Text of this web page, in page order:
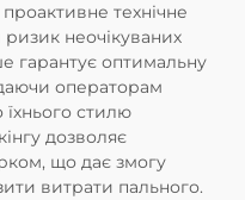
технічне
неочікуваних
гарантує оптимальну
операторам
їхнього стилю
дозволяє
що дає змогу
витрати пального.